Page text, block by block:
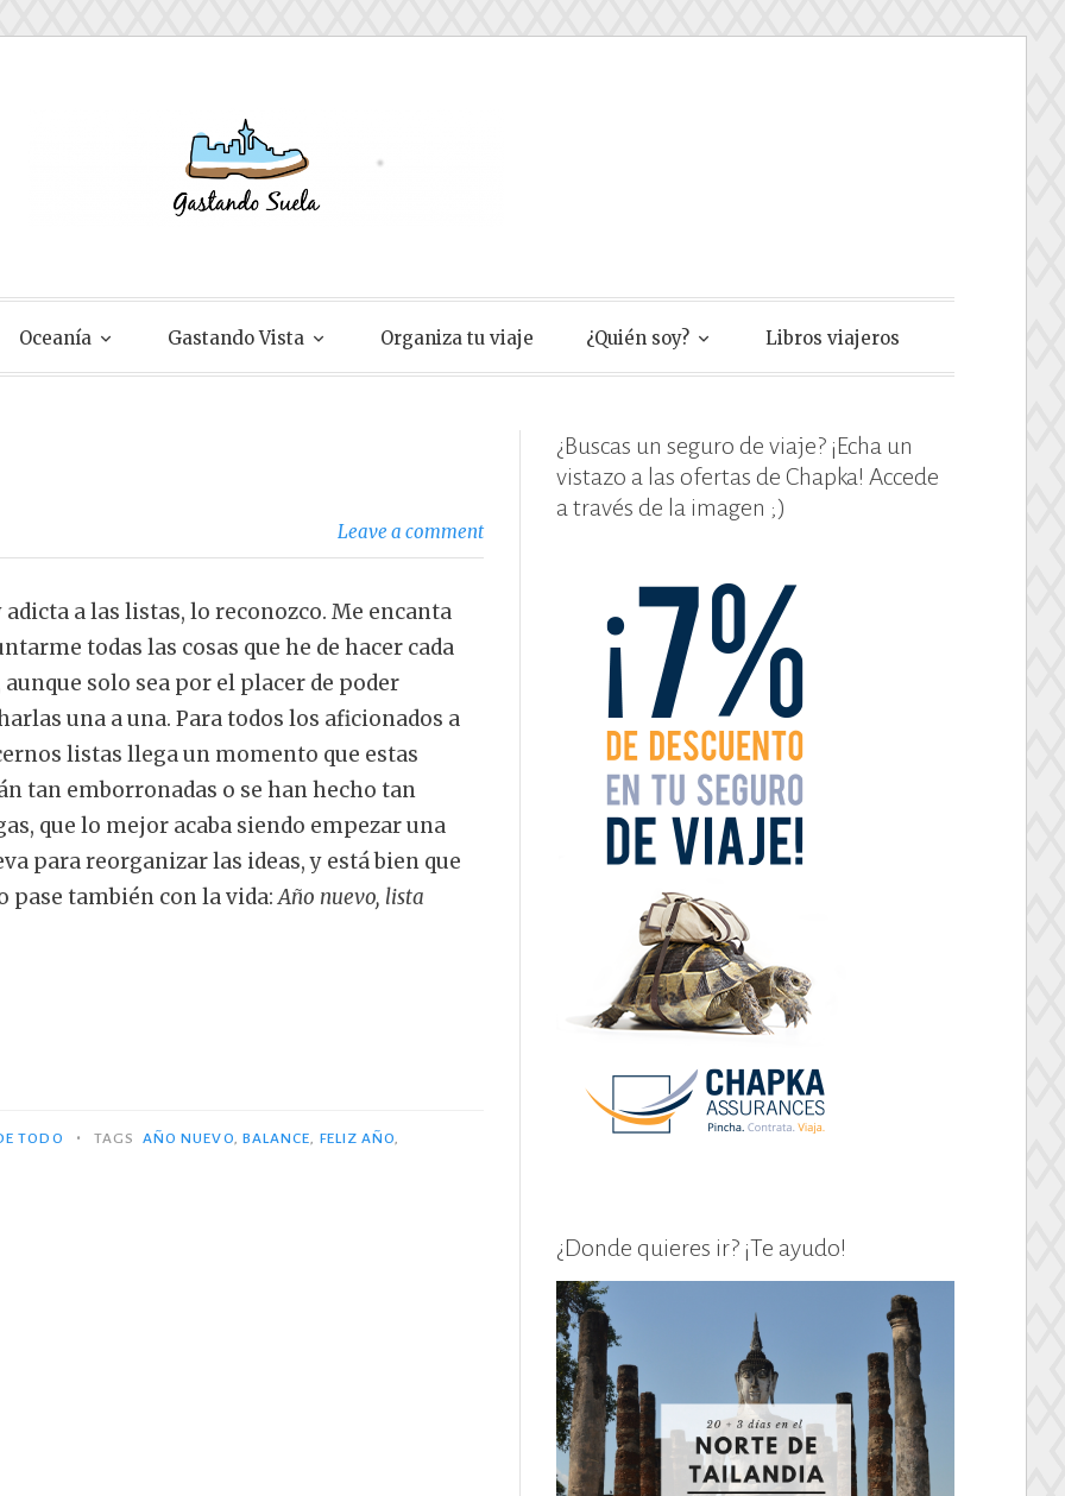
Oceanía Gastando Vista Organiza tu viaje ¿Quién soy? Libros viajeros
Leave a comment
adicta a las listas, lo reconozco. Me encanta
todas las cosas que he de hacer cada
aunque solo sea por el placer de poder
una a una. Para todos los aficionados a
listas llega un momento que estas
tan emborronadas o se han hecho tan
que lo mejor acaba siendo empezar una
para reorganizar las ideas, y está bien que
pase también con la vida:Año nuevo, lista
TODO • TAGS AÑO NUEVO, BALANCE, FELIZ AÑO,
¿Buscas un seguro de viaje? ¡Echa un
vistazo a las ofertas de Chapka! Accede
a través de la imagen ;)
¿Donde quieres ir? ¡Te ayudo!